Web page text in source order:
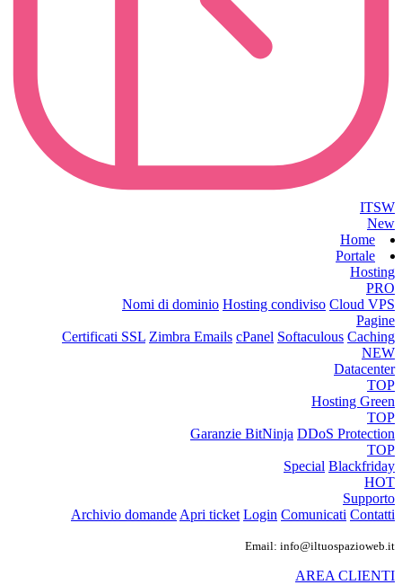
ITSW
New
Home
Portale
Hosting
PRO
Nomi di dominio Hosting condiviso Cloud VPS
Pagine
Certificati SSL Zimbra Emails cPanel Softaculous Caching
NEW
Datacenter
TOP
Hosting Green
TOP
Garanzie BitNinja DDoS Protection
TOP
Special Blackfriday
HOT
Supporto
Archivio domandeApri ticket Login Comunicati Contatti
Email: info@iltuospazioweb.it
AREA CLIENTI